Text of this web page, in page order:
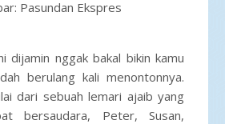
Pasundan Ekspres
dijamin nggak bakal bikin kamu
berulang kali menontonnya.
dari sebuah lemari ajaib yang
bersaudara, Peter, Susan,